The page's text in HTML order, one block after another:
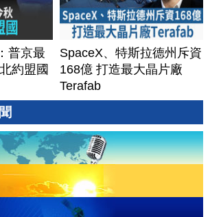
普京最
約盟國
SpaceX、特斯拉德州斥資
168億 打造最大晶片廠
Terafab